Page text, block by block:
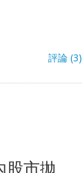
評論 (3)
股市拋